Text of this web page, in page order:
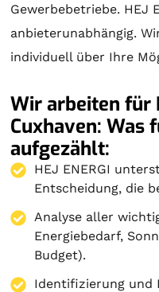
Gewerbebetriebe. HEJ
anbieterunabhängig.
individuell über Ihre
Wir arbeiten für
Cuxhaven: Was
aufgezählt:
HEJ ENERGI
Entscheidung, die
Analyse aller
Energiebedarf,
Budget).
Identifizierung und